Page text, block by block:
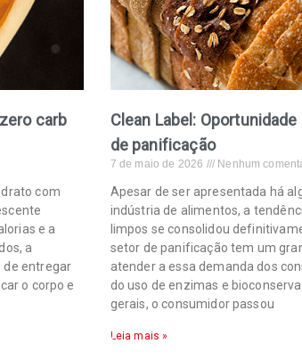
carb
com
e a
a
de entregar
o corpo e
Clean Label:
de panificação
7 de maio de 2026 Nenhum
Apesar de ser apresentada há
indústria de alimentos, a
limpos se consolidou
setor de panificação tem um
atender a essa demanda dos
do uso de enzimas e
gerais, o consumidor passou
Leia mais »